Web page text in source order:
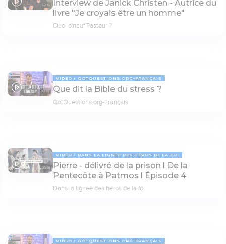
52:16
Interview de Janick Christen - Autrice du
livre "Je croyais être un homme"
Quoi d'neuf Pasteur ?
08:37
VIDÉO GOTQUESTIONS.ORG-FRANÇAIS
Que dit la Bible du stress ?
GotQuestions.org-Français
05:01
VIDÉO DANS LA LIGNÉE DES HÉROS DE LA FOI
Pierre - délivré de la prison l De la
Pentecôte à Patmos l Épisode 4
Dans la lignée des héros de la foi
VIDÉO GOTQUESTIONS.ORG-FRANÇAIS